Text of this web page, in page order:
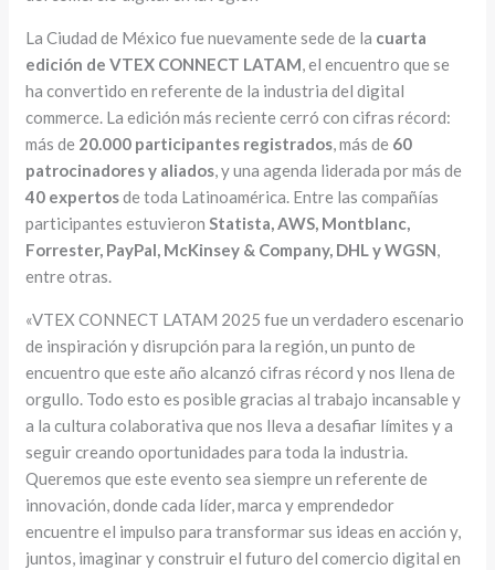
La Ciudad de México fue nuevamente sede de la cuarta
edición de VTEX CONNECT LATAM, el encuentro que se
ha convertido en referente de la industria del digital
commerce. La edición más reciente cerró con cifras récord:
más de 20.000 participantes registrados, más de 60
patrocinadores y aliados, y una agenda liderada por más de
40 expertosde toda Latinoamérica. Entre las compañías
participantes estuvieronStatista, AWS, Montblanc,
Forrester, PayPal, McKinsey & Company, DHL y WGSN,
entre otras.
«VTEX CONNECT LATAM 2025 fue un verdadero escenario
de inspiración y disrupción para la región, un punto de
encuentro que este año alcanzó cifras récord y nos llena de
orgullo. Todo esto es posible gracias al trabajo incansable y
a la cultura colaborativa que nos lleva a desafiar límites y a
seguir creando oportunidades para toda la industria.
Queremos que este evento sea siempre un referente de
innovación, donde cada líder, marca y emprendedor
encuentre el impulso para transformar sus ideas en acción y,
juntos, imaginar y construir el futuro del comercio digital en